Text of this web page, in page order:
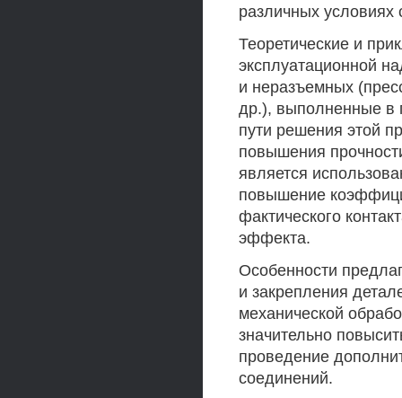
различных условиях
Теоретические и
эксплуатационной
и неразъемных
др.), выполненные в
пути решения этой
повышения
является
повышение
фактического
эффекта.
Особенности
и закрепления
механической
значительно
проведение
соединений.